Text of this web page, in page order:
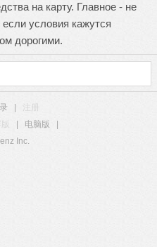
на карту. Главное - не
условия кажутся
дорогими.
电脑版
Inc.